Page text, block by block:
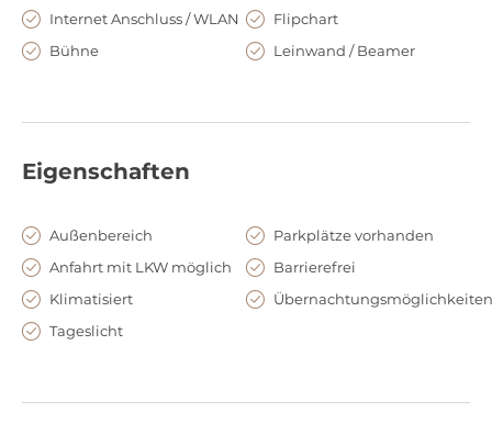
Anreisemöglichkeiten mit ÖPNV, E‑Bike‑Verleih und ein
zertifiziertes Umweltmanagementsystem ermöglichen
Internet Anschluss / WLAN
Flipchart
Bühne
Leinwand / Beamer
Eigenschaften
Außenbereich
Parkplätze vorhanden
Anfahrt mit LKW möglich
Barrierefrei
Klimatisiert
Übernachtungsmöglichkeiten
Tageslicht